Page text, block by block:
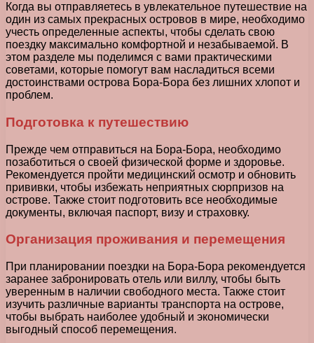
Когда вы отправляетесь в увлекательное путешествие на
один из самых прекрасных островов в мире, необходимо
учесть определенные аспекты, чтобы сделать свою
поездку максимально комфортной и незабываемой. В
этом разделе мы поделимся с вами практическими
советами, которые помогут вам насладиться всеми
достоинствами острова Бора-Бора без лишних хлопот и
проблем.
Подготовка к путешествию
Прежде чем отправиться на Бора-Бора, необходимо
позаботиться о своей физической форме и здоровье.
Рекомендуется пройти медицинский осмотр и обновить
прививки, чтобы избежать неприятных сюрпризов на
острове. Также стоит подготовить все необходимые
документы, включая паспорт, визу и страховку.
Организация проживания и перемещения
При планировании поездки на Бора-Бора рекомендуется
заранее забронировать отель или виллу, чтобы быть
уверенным в наличии свободного места. Также стоит
изучить различные варианты транспорта на острове,
чтобы выбрать наиболее удобный и экономически
выгодный способ перемещения.